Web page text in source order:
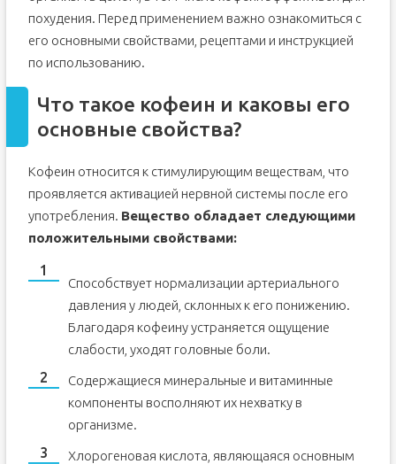
похудения. Перед применением важно ознакомиться с
его основными свойствами, рецептами и инструкцией
по использованию.
Что такое кофеин и каковы его
основные свойства?
Кофеин относится к стимулирующим веществам, что
проявляется активацией нервной системы после его
употребления. Вещество обладает следующими
положительными свойствами:
Способствует нормализации артериального
давления у людей, склонных к его понижению.
Благодаря кофеину устраняется ощущение
слабости, уходят головные боли.
Содержащиеся минеральные и витаминные
компоненты восполняют их нехватку в
организме.
Хлорогеновая кислота, являющаяся основным